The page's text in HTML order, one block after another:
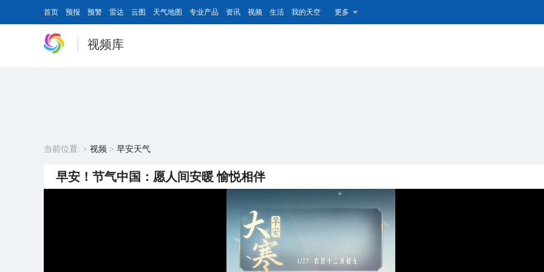
首页 预报 预警 雷达 云图 天气地图 专业产品 资讯 视频 生活 我的天空 更多
视频库
当前位置: > 视频 > 早安天气
早安！节气中国：愿人间安暖 愉悦相伴